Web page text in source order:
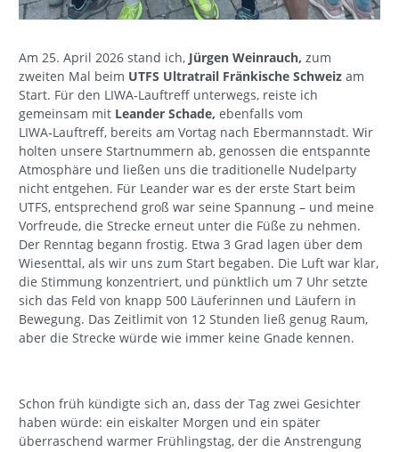
Am 25. April 2026 stand ich, Jürgen Weinrauch, zum
zweiten Mal beim UTFS Ultratrail Fränkische Schweiz am
Start. Für den LIWA‑Lauftreff unterwegs, reiste ich
gemeinsam mit Leander Schade, ebenfalls vom
LIWA‑Lauftreff, bereits am Vortag nach Ebermannstadt. Wir
holten unsere Startnummern ab, genossen die entspannte
Atmosphäre und ließen uns die traditionelle Nudelparty
nicht entgehen. Für Leander war es der erste Start beim
UTFS, entsprechend groß war seine Spannung – und meine
Vorfreude, die Strecke erneut unter die Füße zu nehmen.
Der Renntag begann frostig. Etwa 3 Grad lagen über dem
Wiesenttal, als wir uns zum Start begaben. Die Luft war klar,
die Stimmung konzentriert, und pünktlich um 7 Uhr setzte
sich das Feld von knapp 500 Läuferinnen und Läufern in
Bewegung. Das Zeitlimit von 12 Stunden ließ genug Raum,
aber die Strecke würde wie immer keine Gnade kennen.
Schon früh kündigte sich an, dass der Tag zwei Gesichter
haben würde: ein eiskalter Morgen und ein später
überraschend warmer Frühlingstag, der die Anstrengung